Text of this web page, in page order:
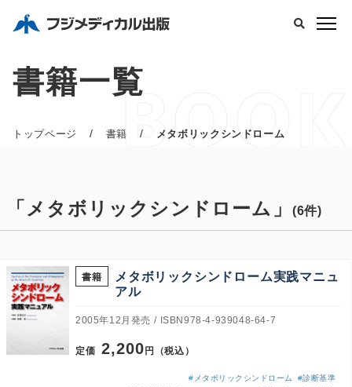
書籍一覧BOOK
トップページ / 書籍 / メタボリックシンドローム
「メタボリックシンドローム」 (6件)
書籍
メタボリックシンドローム実践マニュ
アル
2005年12月発売 ISBN978-4-939048-64-7
定価 2,200 円（税込）
#メタボリックシンドローム
#診断基準